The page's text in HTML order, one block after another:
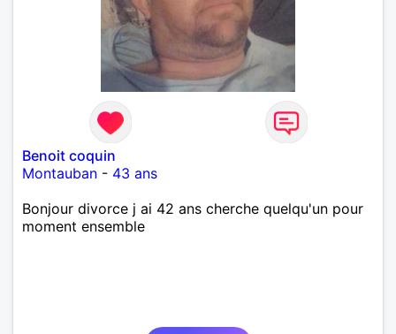
Benoit coquin
Montauban - 43 ans
Bonjour divorce j ai 42 ans cherche quelqu'un pour
moment ensemble